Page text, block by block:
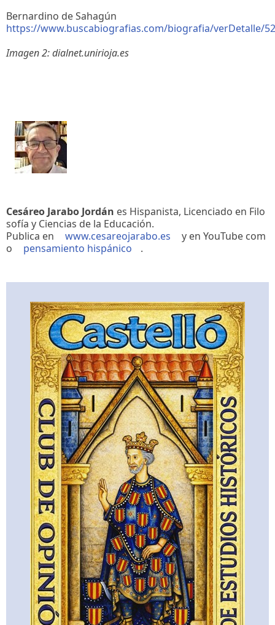
Bernardino de Sahagún
https://www.buscabiografias.com/biografia/verDetalle/
Imagen 2: dialnet.unirioja.es
Cesáreo Jarabo Jordán es Hispanista, Licenciado en Filo
sofía y Ciencias de la Educación.
Publica en
www.cesareojarabo.es
y en YouTube com
o
pensamiento hispánico .